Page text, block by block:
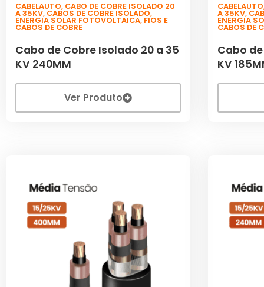
CABELAUTO, CABO DE COBRE ISOLADO 20
A 35KV, CABOS DE COBRE ISOLADO,
ENERGIA SOLAR FOTOVOLTAICA, FIOS E
CABOS DE COBRE
Cabo de Cobre Isolado 20 a 35
KV 240MM
Ver Produto
CABELAUTO
A 35KV,
ENERGIA
CABOS DE
Cabo
KV